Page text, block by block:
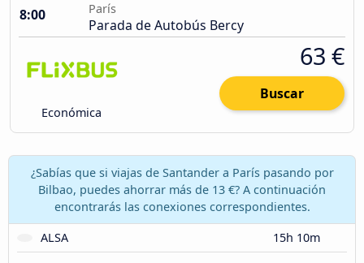
8:00
París
Parada de Autobús Bercy
Económica
63 €
Buscar
¿Sabías que si viajas de Santander a París pasando por
Bilbao, puedes ahorrar más de 13 €? A continuación
encontrarás las conexiones correspondientes.
ALSA
15h 10m